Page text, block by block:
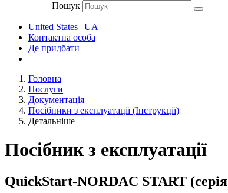
Пошук
United States | UA
Контактна особа
Де придбати
Головна
Послуги
Документація
Посібники з експлуатації (Інструкції)
Детальніше
Посібник з експлуатації
QuickStart-NORDAC START